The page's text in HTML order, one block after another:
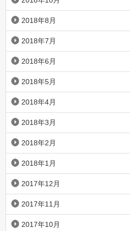
2018年8月
2018年7月
2018年6月
2018年5月
2018年4月
2018年3月
2018年2月
2018年1月
2017年12月
2017年11月
2017年10月